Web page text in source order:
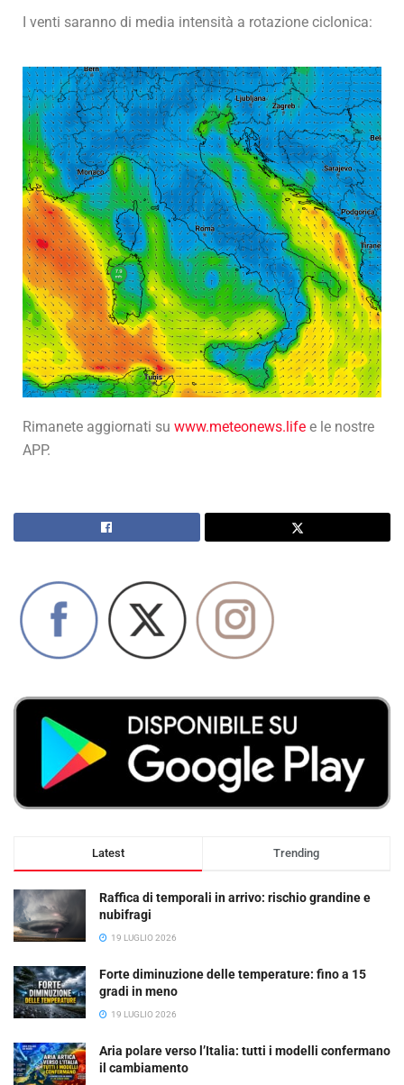
I venti saranno di media intensità a rotazione ciclonica:
Rimanete aggiornati su www.meteonews.life e le nostre
APP.
Latest Trending
Raffica di temporali in arrivo: rischio grandine e
nubifragi
19 LUGLIO 2026
Forte diminuzione delle temperature: fino a 15
gradi in meno
19 LUGLIO 2026
Aria polare verso l’Italia: tutti i modelli confermano
il cambiamento